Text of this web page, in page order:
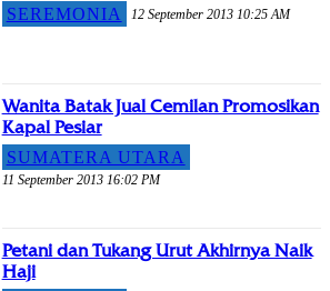
SEREMONIA 12 September 2013 10:25 AM
Wanita Batak Jual Cemilan Promosikan
Kapal Pesiar
SUMATERA UTARA
11 September 2013 16:02 PM
Petani dan Tukang Urut Akhirnya Naik
Haji